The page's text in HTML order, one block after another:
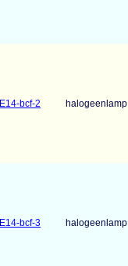
E14-bcf-2 halogeenlamp
E14-bcf-3 halogeenlamp